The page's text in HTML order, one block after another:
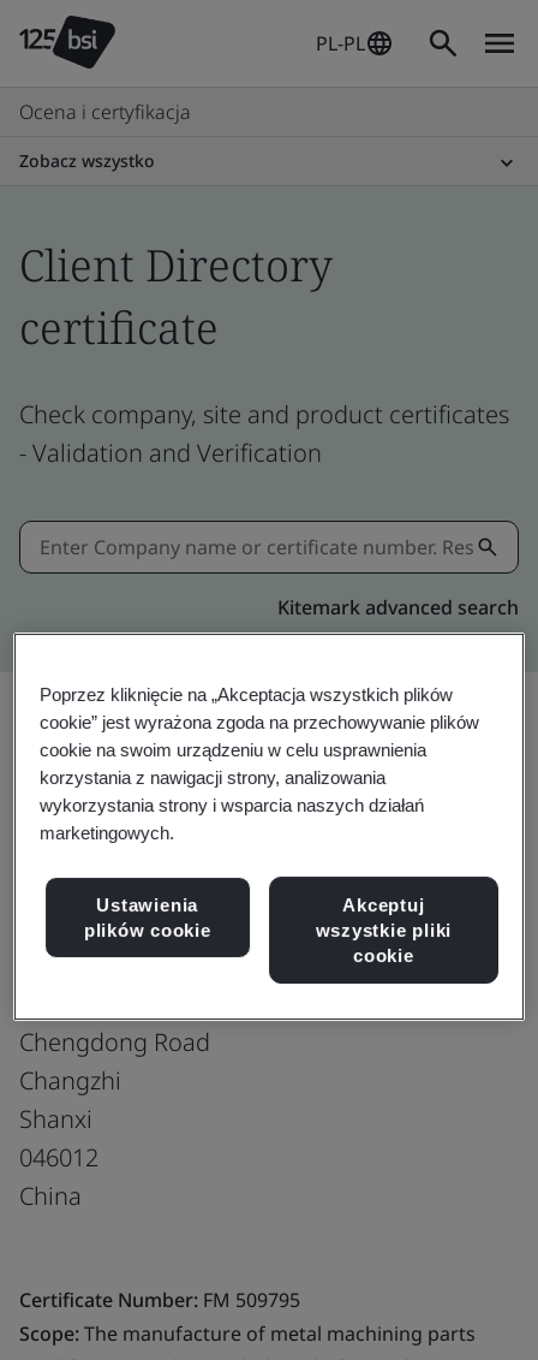
PL-PL
Ocena i certyfikacja
Zobacz wszystko
Client Directory
certificate
Check company, site and product certificates
- Validation and Verification
Kitemark advanced search
ISO 9001:2015
Shanxi Aoution Machinery Manufacturing
Co., Ltd.
Chengdong Road
Changzhi
Shanxi
046012
China
Certificate Number: FM 509795
Scope:The manufacture of metal machining parts
Poprzez kliknięcie na „Akceptacja wszystkich plików
cookie” jest wyrażona zgoda na przechowywanie plików
cookie na swoim urządzeniu w celu usprawnienia
korzystania z nawigacji strony, analizowania
wykorzystania strony i wsparcia naszych działań
marketingowych.
Ustawienia
plików cookie
Akceptuj
wszystkie pliki
cookie